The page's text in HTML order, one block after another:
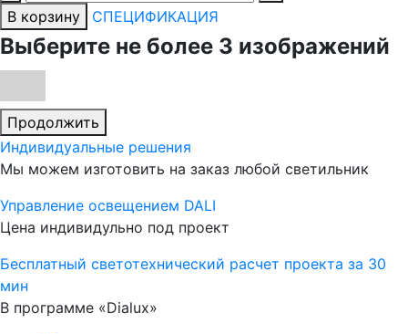
В корзину
СПЕЦИФИКАЦИЯ
Выберите не более 3 изображений
Продолжить
Индивидуальные решения
Мы можем изготовить на заказ любой светильник
Управление освещением DALI
Цена индивидульно под проект
Бесплатный светотехнический расчет проекта за 30
мин
В программе «Dialux»